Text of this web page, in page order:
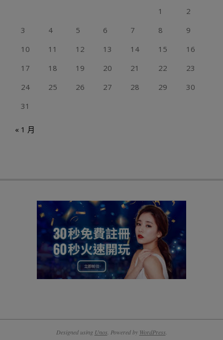
1
2
3
4 5 6 7 8
9
10
11 12 13 14 15
16
17
18 19 20 21 22
23
24
25 26 27 28 29
30
31
« 1 月
Designed using Unos . Powered by WordPress